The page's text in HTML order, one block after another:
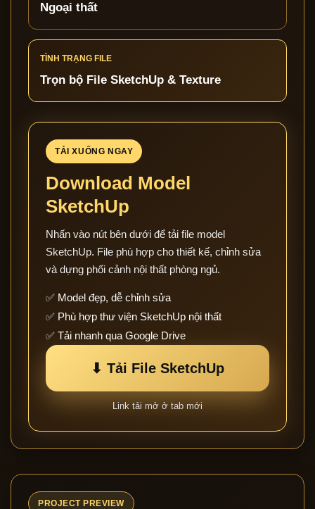
Ngoại thất
TÌNH TRẠNG FILE
Trọn bộ File SketchUp & Texture
TẢI XUỐNG NGAY
Download Model
SketchUp
Nhấn vào nút bên dưới để tải file model
SketchUp. File phù hợp cho thiết kế, chỉnh sửa
và dựng phối cảnh nội thất phòng ngủ.
✅ Model đẹp, dễ chỉnh sửa
✅ Phù hợp thư viện SketchUp nội thất
✅ Tải nhanh qua Google Drive
⬇ Tải File SketchUp
Link tải mở ở tab mới
PROJECT PREVIEW